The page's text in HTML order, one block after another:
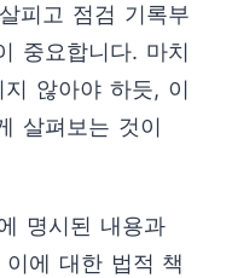
피고 점검 기록부
중요합니다. 마치
않아야 하듯, 이
살펴보는 것이
명시된 내용과
에 대한 법적 책